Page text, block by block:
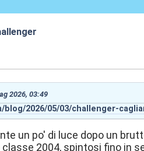
2026, 03:49
blog/2026/05/03/challenger-
un po' di luce dopo un
2004, spintosi fino in